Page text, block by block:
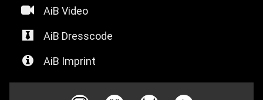

AiB Video

AiB Dresscode

AiB Imprint